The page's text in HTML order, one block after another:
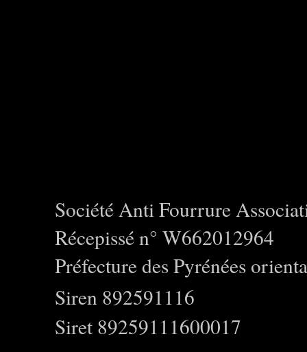
Société Anti Fourrure
Récepissé n° W662012964
Préfecture des Pyrénées
Siren 892591116
Siret 89259111600017